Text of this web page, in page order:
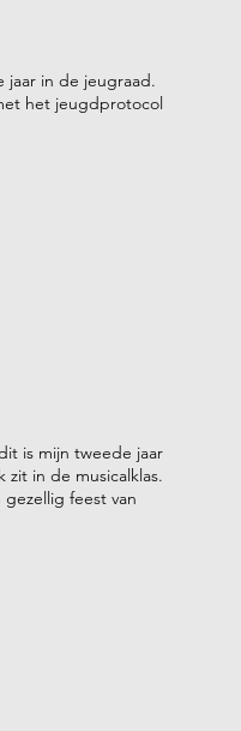
jaar in de jeugraad.
het jeugdprotocol
is mijn tweede jaar
in de musicalklas.
feest van